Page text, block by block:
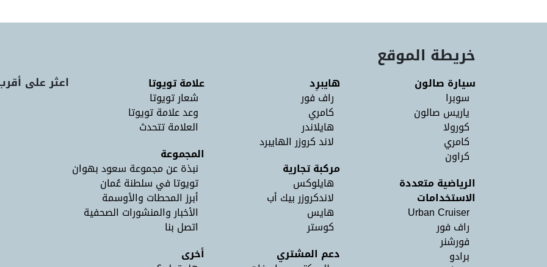
خريطة الموقع
سيارة صالون
سوبرا
ياريس صالون
كورولا
كامري
كراون
الرياضية متعددة
الاستخدامات
Urban Cruiser
راف فور
فورشنر
برادو
هايبرِد
راف فور
كامري
هايلاندر
لاند كروزر الهايبرد
مركبة تجارية
هايلوكس
لاندكروزر بيك أب
هايس
كوستر
دعم المشتري
علامة تويوتا
شعار تويوتا
وعد علامة تويوتا
العلامة تتحدث
المجموعة
نبذة عن مجموعة سعود بهوان
تويوتا في سلطنة عُمان
أبرز المحطات والأوسمة
الأخبار والمنشورات الصحفية
اتصل بنا
أخرى
اعثر على